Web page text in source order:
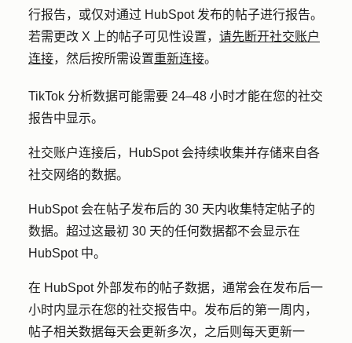
行报告，或仅对通过 HubSpot 发布的帖子进行报告。
若需更改 X 上的帖子可见性设置， 请先断开社交账户
连接，然后按所需设置重新连接。
TikTok 分析数据可能需要 24–48 小时才能在您的社交
报告中显示。
社交账户连接后，HubSpot 会持续收集并存储来自各
社交网络的数据。
HubSpot 会在帖子发布后的 30 天内收集特定帖子的
数据。超过这最初 30 天的任何数据都不会显示在
HubSpot 中。
在 HubSpot 外部发布的帖子数据，通常会在发布后一
小时内显示在您的社交报告中。发布后的第一周内，
帖子相关数据每天会更新多次，之后则每天更新一